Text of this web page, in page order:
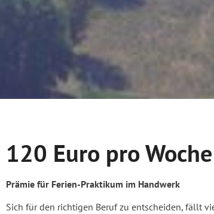
120 Euro pro
Prämie für Ferien-Praktikum im Handwerk
Sich für den richtigen Beruf zu entscheiden, fällt